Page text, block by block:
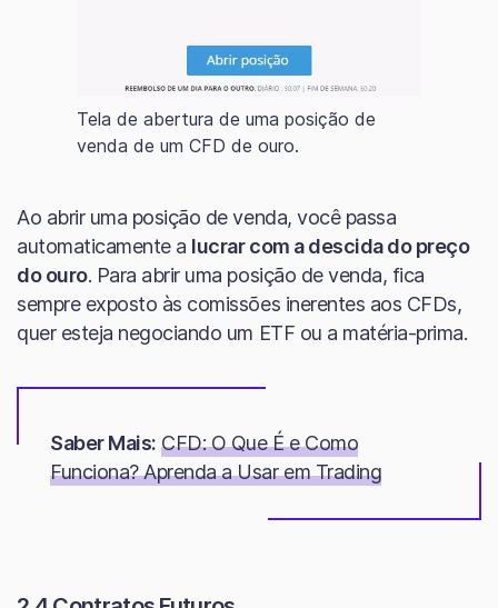
Tela de abertura de uma posição de
venda de um CFD de ouro.
Ao abrir uma posição de venda, você passa
automaticamente a lucrar com a descida do preço
do ouro. Para abrir uma posição de venda, fica
sempre exposto às comissões inerentes aos CFDs,
quer esteja negociando um ETF ou a matéria-prima.
Saber Mais: CFD: O Que É e Como
Funciona? Aprenda a Usar em Trading